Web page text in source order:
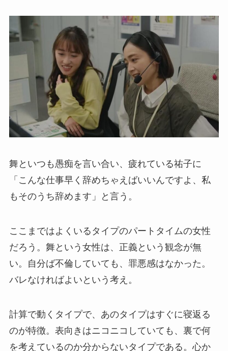
舞といつも愚痴を言い合い、疲れている祐子に
「こんな仕事早く辞めちゃえばいいんですよ、私
もそのうち辞めます」と言う。
ここまではよくいるタイプのパートタイムの女性
だろう。舞という女性は、正義という観念が無
い。自分ば不倫していても、罪悪感はなかった。
バレなければよいという考え。
計算で動くタイプで、あのタイプはすぐに寝返る
のが特徴。表向きはニコニコしていても、裏で何
を考えているのか分からないタイプである。心か